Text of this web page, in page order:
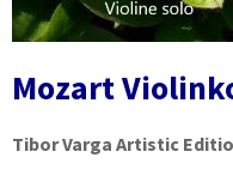
Mozart
Tibor Varga Artistic